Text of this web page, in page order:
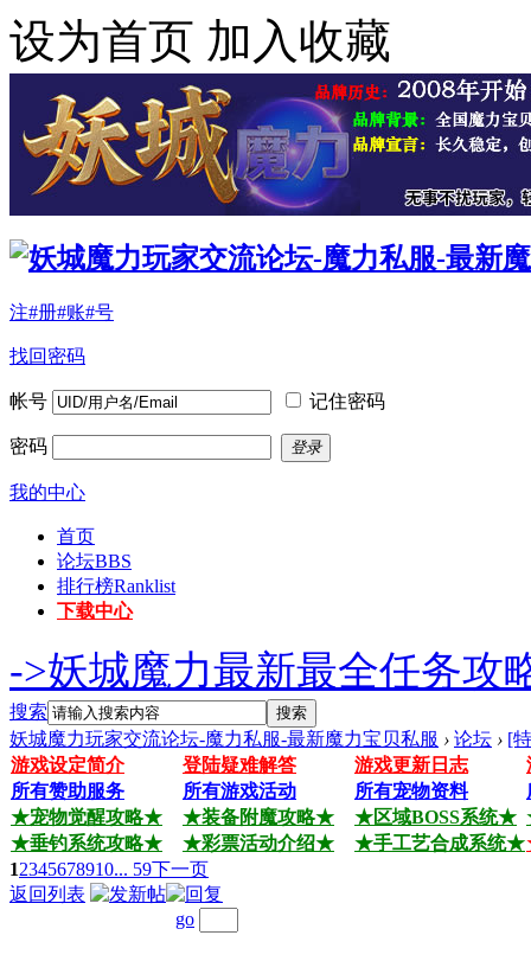
设为首页 加入收藏
注#册#账#号
找回密码
帐号 记住密码
密码 登录
我的中心
首页
论坛BBS
排行榜Ranklist
下载中心
->妖城魔力最新最全任务攻
搜索 搜索
妖城魔力玩家交流论坛-魔力私服-最新魔力宝贝私服 › 论坛 › [
游戏设定简介
登陆疑难解答 游戏更新日志
所有赞助服务
所有游戏活动 所有宠物资料
★宠物觉醒攻略★
★装备附魔攻略★ ★区域BOSS系统★
★垂钓系统攻略★
★彩票活动介绍★ ★手工艺合成系统★
12345678910... 59下一页
返回列表
go